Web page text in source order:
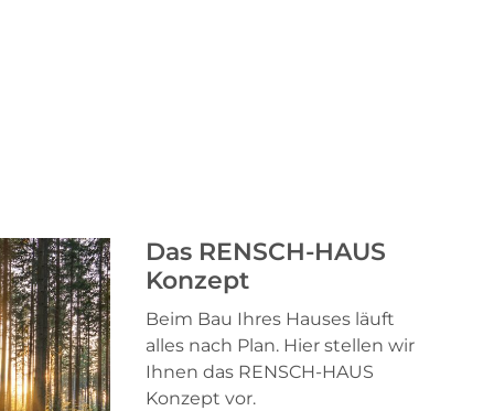
Das RENSCH-HAUS
Konzept
Beim Bau Ihres Hauses läuft
alles nach Plan. Hier stellen wir
Ihnen das RENSCH-HAUS
Konzept vor.